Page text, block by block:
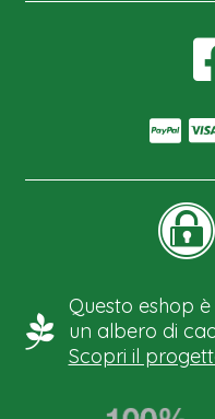
Questo eshop
un albero di
Scopri il